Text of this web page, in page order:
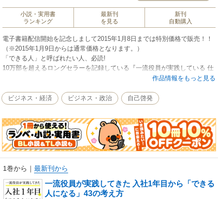
小説・実用書
ランキング
最新刊
を見る
新刊
自動購入
電子書籍配信開始を記念しまして2015年1月8日までは特別価格で販売！！
（※2015年1月9日からは通常価格となります。）
「できる人」と呼ばれたい人、必読!
10万部を超えるロングセラーを記録している『一流役員が実践している 仕
事の哲学』（クロスメディア・パブリッシング）の著者が、入社1年目の新
をわかりやすく紹介します。日々の1％の成長が、5年後、6年後に取り返せ
ない差となってあらわれます。57万人の一般社員、1000人以上の役職者と
いく」ための“答え”をぜひ自分のものにしてください。
作品情報をもっと見る
ビジネス・経済 ビジネス・政治 自己啓発
1巻から ｜ 最新刊から
一流役員が実践してきた 入社1年目から「できる
人になる」43の考え方